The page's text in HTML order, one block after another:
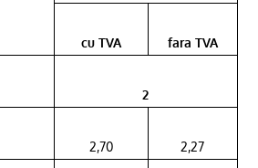
cu TVA fara TVA
2
2,70 2,27